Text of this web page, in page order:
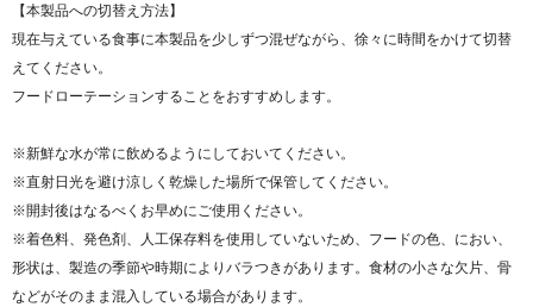
【本製品への切替え方法】
現在与えている食事に本製品を少しずつ混ぜながら、徐々に時間をかけて切替
えてください。
フードローテーションすることをおすすめします。
※新鮮な水が常に飲めるようにしておいてください。
※直射日光を避け涼しく乾燥した場所で保管してください。
※開封後はなるべくお早めにご使用ください。
※着色料、発色剤、人工保存料を使用していないため、フードの色、におい、
形状は、製造の季節や時期によりバラつきがあります。食材の小さな欠片、骨
などがそのまま混入している場合があります。